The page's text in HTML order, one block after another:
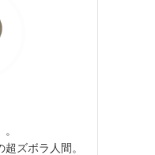
超ズボラ人間。